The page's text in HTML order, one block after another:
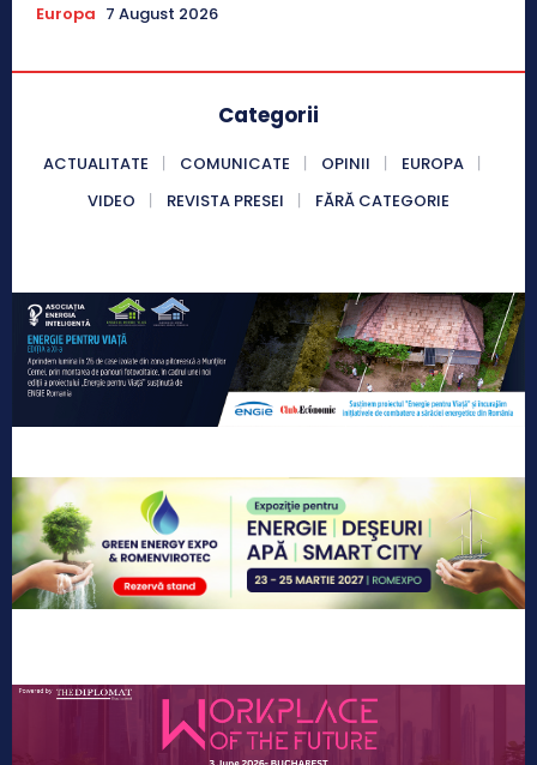
Europa 7 August 2026
Categorii
ACTUALITATE COMUNICATE OPINII
EUROPA
VIDEO
REVISTA PRESEI FĂRĂ CATEGORIE